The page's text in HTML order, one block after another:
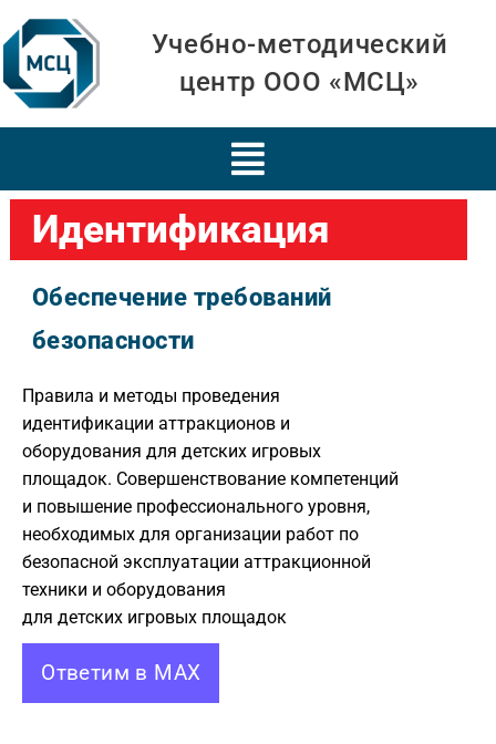
Учебно-методический
центр ООО «МСЦ»
Идентификация
Обеспечение требований
безопасности
Правила и методы проведения
идентификации аттракционов и
оборудования для детских игровых
площадок. Совершенствование компетенций
и повышение профессионального уровня,
необходимых для организации работ по
безопасной эксплуатации аттракционной
техники и оборудования
для детских игровых площадок
Ответим в MAX